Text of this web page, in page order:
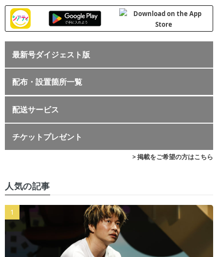
最新号ダイジェスト版
配布・設置箇所一覧
配送サービス
チケットプレゼント
> 掲載をご希望の方はこちら
人気の記事